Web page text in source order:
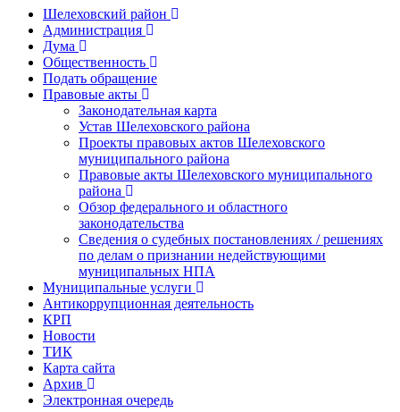
Шелеховский район
Администрация
Дума
Общественность
Подать обращение
Правовые акты
Законодательная карта
Устав Шелеховского района
Проекты правовых актов Шелеховского
муниципального района
Правовые акты Шелеховского муниципального
района
Обзор федерального и областного
законодательства
Сведения о судебных постановлениях / решениях
по делам о признании недействующими
муниципальных НПА
Муниципальные услуги
Антикоррупционная деятельность
КРП
Новости
ТИК
Карта сайта
Архив
Электронная очередь